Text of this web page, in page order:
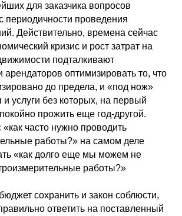
для заказчика вопросов
периодичности проведения
Действительно, времена сейчас
кризис и рост затрат на
подталкивают
арендаторов оптимизировать то, что
до предела, и «под нож»
и услуги без которых, на первый
прожить еще год-другой.
часто нужно проводить
работы?» на самом деле
«как долго еще мы можем не
работы?»
сохранить и закон соблюсти,
ответить на поставленный